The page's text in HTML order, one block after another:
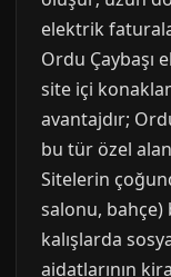
elektrik
Ordu Çaybaşı
site içi
avantajdır;
bu tür özel
Sitelerin
salonu,
kalışlarda
aidatlarının